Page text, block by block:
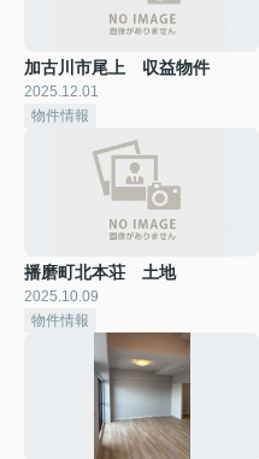
加古川市尾上 収益物件
2025.12.01
物件情報
播磨町北本荘 土地
2025.10.09
物件情報